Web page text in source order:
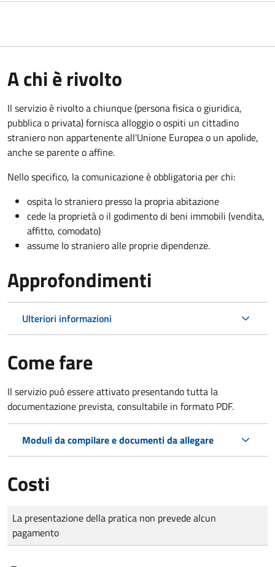
A chi è rivolto
Il servizio è rivolto a chiunque (persona fisica o giuridica,
pubblica o privata) fornisca alloggio o ospiti un cittadino
straniero non appartenente all'Unione Europea o un apolide,
anche se parente o affine.
Nello specifico, la comunicazione è obbligatoria per chi:
ospita lo straniero presso la propria abitazione
cede la proprietà o il godimento di beni immobili (vendita,
affitto, comodato)
assume lo straniero alle proprie dipendenze.
Approfondimenti
Ulteriori informazioni
Come fare
Il servizio può essere attivato presentando tutta la
documentazione prevista, consultabile in formato PDF.
Moduli da compilare e documenti da allegare
Costi
Tipo di pagamento
Importo
La presentazione della pratica non prevede alcun
pagamento